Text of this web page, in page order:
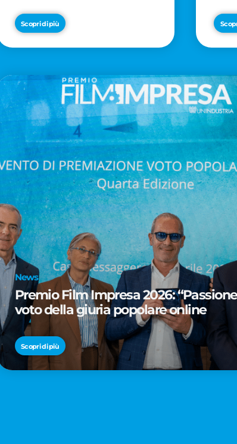
e le prestigiose
partnership con Radio
Italia e Live Nation
Scopri di più
News
Premio Film Impresa 2026:
voto della giuria popolare online
Scopri di più